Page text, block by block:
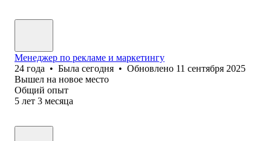
Менеджер по рекламе и маркетингу
24 года • Была сегодня • Обновлено 11 сентября 2025
Вышел на новое место
Общий опыт
5 лет 3 месяца